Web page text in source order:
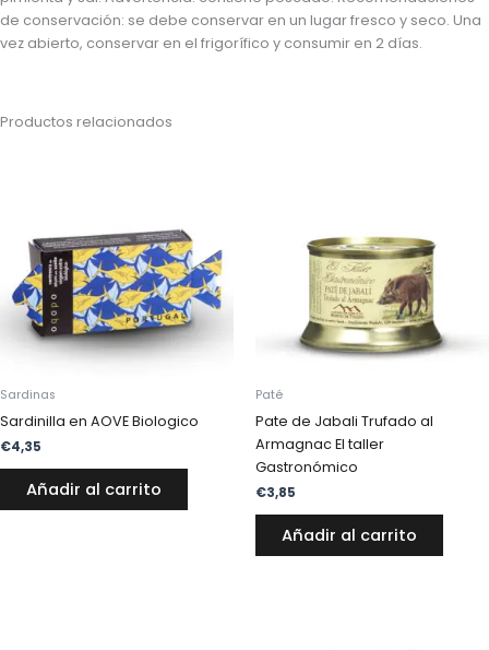
de conservación: se debe conservar en un lugar fresco y seco. Una
vez abierto, conservar en el frigorífico y consumir en 2 días.
Productos relacionados
Sardinas
Sardinilla en AOVE Biologico
€4,35
Añadir al carrito
Paté
Pate de Jabali Trufado al
Armagnac El taller
Gastronómico
€3,85
Añadir al carrito